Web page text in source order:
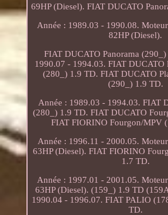
69HP (Diesel). FIAT DUCATO
Année : 1989.03 - 1990.08.
82HP (Diesel).
FIAT DUCATO Panorama
1990.07 - 1994.03. FIAT DUCATO
(280_) 1.9 TD. FIAT DUCATO
(290_) 1.9 TD.
Année : 1989.03 - 1994.03. FIAT
(280_) 1.9 TD. FIAT DUCATO
FIAT FIORINO Fourgon/MPV
Année : 1996.11 - 2000.05.
63HP (Diesel). FIAT FIORINO
1.7 TD.
Année : 1997.01 - 2001.05.
63HP (Diesel). (159_) 1.9 TD
1990.04 - 1996.07. FIAT PALIO
TD.